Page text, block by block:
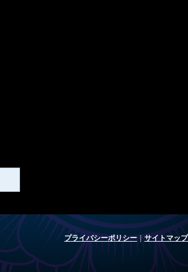
プライバシーポリシー サイトマップ